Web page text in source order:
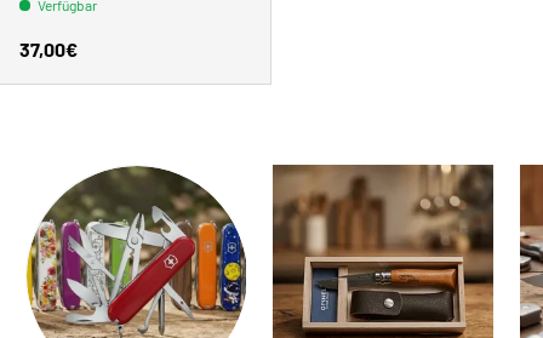
Verfügbar
Normaler Preis
37,00€